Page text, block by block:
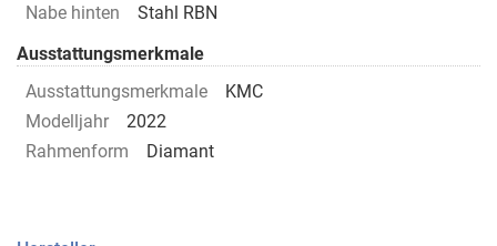
Nabe hinten
Stahl RBN
Ausstattungsmerkmale
Ausstattungsmerkmale
KMC
Modelljahr
2022
Rahmenform
Diamant